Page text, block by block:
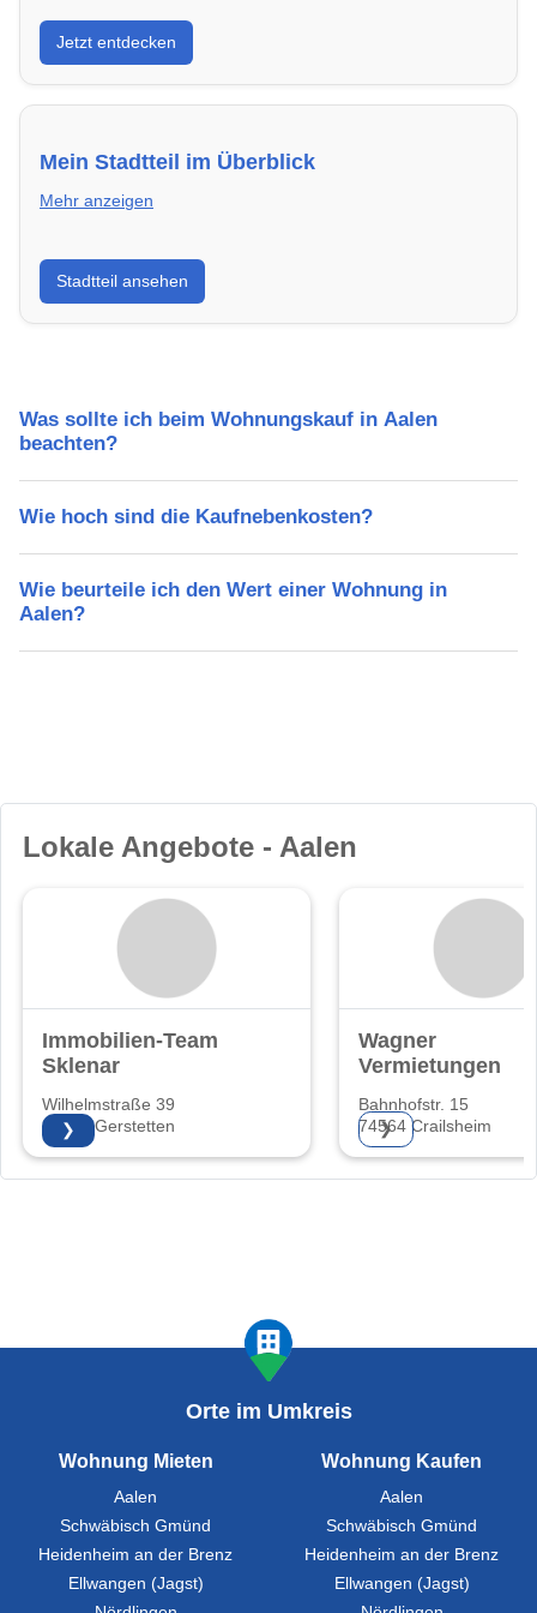
Entdecke Neubauprojekte in Aalen – modern,
energieeffizient und sofort bezugsfertig.
Jetzt entdecken
Mein Stadtteil im Überblick
Mehr anzeigen
Erfahre mehr über deinen Stadtteil in Aalen:
Lebensqualität, Verkehrsanbindung, Schulen,
Freizeitmöglichkeiten und Mietpreise.
Stadtteil ansehen
Was sollte ich beim Wohnungskauf in Aalen
beachten?
Wie hoch sind die Kaufnebenkosten?
Wie beurteile ich den Wert einer Wohnung in
Aalen?
Lokale Angebote - Aalen
Immobilien-Team
Sklenar
Wilhelmstraße 39
89547 Gerstetten
❯
Wagner
Vermietungen
Bahnhofstr. 15
74564 Crailsheim
❯
Orte im Umkreis
Wohnung Mieten
Aalen
Schwäbisch Gmünd
Heidenheim an der Brenz
Ellwangen (Jagst)
Wohnung Kaufen
Aalen
Schwäbisch Gmünd
Heidenheim an der Brenz
Ellwangen (Jagst)